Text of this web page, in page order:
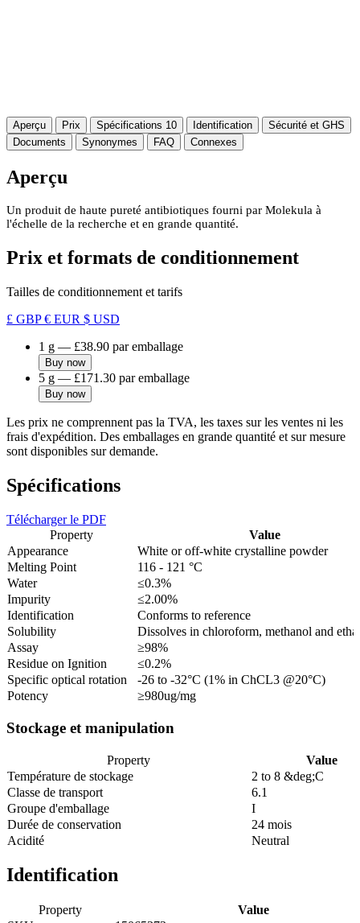
Aperçu Prix Spécifications 10 Identification
Sécurité et GHS
Documents
Synonymes FAQ Connexes
Aperçu
Un produit de haute pureté antibiotiques fourni par Molekula à
l'échelle de la recherche et en grande quantité.
Prix et formats de conditionnement
Tailles de conditionnement et tarifs
£ GBP€ EUR $ USD
1 g — £38.90 par emballage
Buy now
5 g — £171.30 par emballage
Buy now
Les prix ne comprennent pas la TVA, les taxes sur les ventes ni les
frais d'expédition. Des emballages en grande quantité et sur mesure
sont disponibles sur demande.
Spécifications
Télécharger le PDF
Property
Value
Appearance
White or off-white crystalline powder
Melting Point
116 - 121 °C
Water
≤0.3%
Impurity
≤2.00%
Identification
Conforms to reference
Solubility
Dissolves in chloroform, methanol and
Assay
≥98%
Residue on Ignition
≤0.2%
Specific optical rotation
-26 to -32°C (1% in ChCL3 @20°C)
Potency
≥980ug/mg
Stockage et manipulation
Property
Value
Température de stockage
2 to 8 &deg;C
Classe de transport
6.1
Groupe d'emballage
I
Durée de conservation
24 mois
Acidité
Neutral
Identification
Property
Value